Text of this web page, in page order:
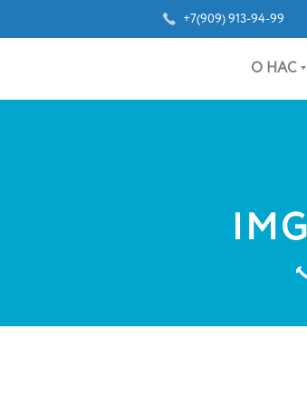
+7(909) 913-94-99
О НАС